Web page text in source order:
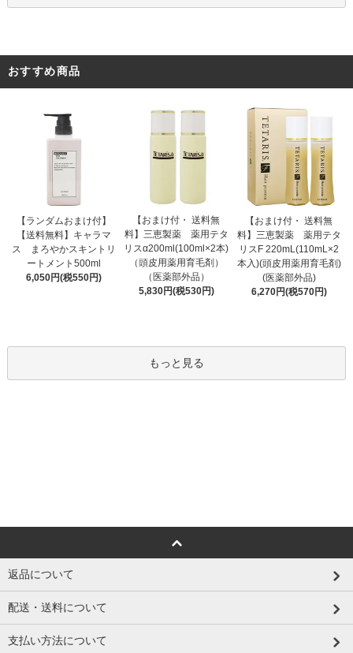
おすすめ商品
【ランダムおまけ付】
【送料無料】キャラマ
ス まろやかスキントリ
ートメント500ml
6,050円(税550円)
【おまけ付・ 送料無
料】三恵製薬 薬用テタ
リスα200ml(100ml×2本)
（頭皮用薬用育毛剤）
（医薬部外品）
5,830円(税530円)
【おまけ付・ 送料無
料】三恵製薬 薬用テタ
リスF 220mL(110mL×2
本入)(頭皮用薬用育毛剤)
(医薬部外品)
6,270円(税570円)
もっと見る
返品について
配送・送料について
支払い方法について